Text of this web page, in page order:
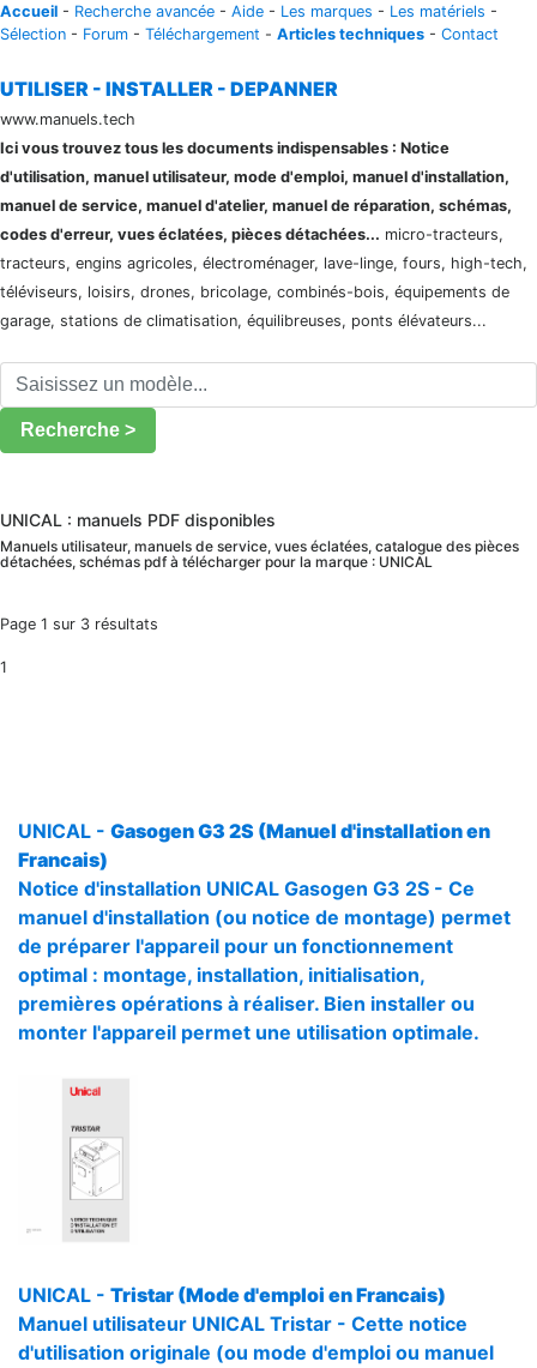
Accueil - Recherche avancée - Aide - Les marques - Les matériels -
Sélection - Forum - Téléchargement - Articles techniques - Contact
UTILISER - INSTALLER - DEPANNER
www.manuels.tech
Ici vous trouvez tous les documents indispensables : Notice
d'utilisation, manuel utilisateur, mode d'emploi, manuel d'installation,
manuel de service, manuel d'atelier, manuel de réparation, schémas,
codes d'erreur, vues éclatées, pièces détachées... micro-tracteurs,
tracteurs, engins agricoles, électroménager, lave-linge, fours, high-tech,
téléviseurs, loisirs, drones, bricolage, combinés-bois, équipements de
garage, stations de climatisation, équilibreuses, ponts élévateurs...
Recherche >
UNICAL : manuels PDF disponibles
Manuels utilisateur, manuels de service, vues éclatées, catalogue des pièces
détachées, schémas pdf à télécharger pour la marque : UNICAL
Page 1 sur 3 résultats
1
UNICAL - Gasogen G3 2S (Manuel d'installation en
Francais)
Notice d'installation UNICAL Gasogen G3 2S - Ce
manuel d'installation (ou notice de montage) permet
de préparer l'appareil pour un fonctionnement
optimal : montage, installation, initialisation,
premières opérations à réaliser. Bien installer ou
monter l'appareil permet une utilisation optimale.
UNICAL - Tristar (Mode d'emploi en Francais)
Manuel utilisateur UNICAL Tristar - Cette notice
d'utilisation originale (ou mode d'emploi ou manuel